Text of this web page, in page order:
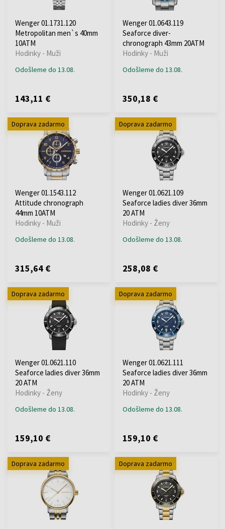
Wenger 01.1731.120
Metropolitan men`s 40mm
10ATM
Hodinky - Muži
Odošleme do 13.08.
143,11 €
Wenger 01.0643.119
Seaforce diver-
chronograph 43mm 20ATM
Hodinky - Muži
Odošleme do 13.08.
350,18 €
Doprava zadarmo
Wenger 01.1543.112
Attitude chronograph
44mm 10ATM
Hodinky - Muži
Odošleme do 13.08.
315,64 €
Doprava zadarmo
Wenger 01.0621.109
Seaforce ladies diver 36mm
20 ATM
Hodinky - Ženy
Odošleme do 13.08.
258,08 €
Doprava zadarmo
Wenger 01.0621.110
Seaforce ladies diver 36mm
20 ATM
Hodinky - Ženy
Odošleme do 13.08.
159,10 €
Doprava zadarmo
Wenger 01.0621.111
Seaforce ladies diver 36mm
20 ATM
Hodinky - Ženy
Odošleme do 13.08.
159,10 €
Doprava zadarmo Doprava zadarmo